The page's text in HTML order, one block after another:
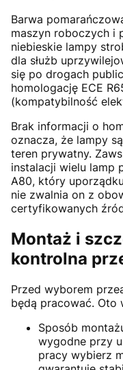
Barwa
maszyn roboczych i
niebieskie lampy
dla służb
się po drogach
homologację ECE
(kompatybilność
Brak informacji o
oznacza, że lampy
teren prywatny.
instalacji wielu lamp
A80, który
nie zwalnia on z
certyfikowanych
Montaż i
kontrolna
Przed wyborem
będą pracować. Oto
Sposób
wygodne przy
pracy wybierz